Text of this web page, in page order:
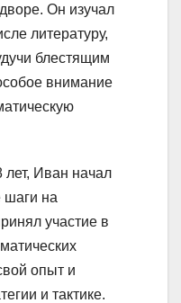
Он изучал
литературу,
блестящим
внимание
лет, Иван начал
шаги на
участие в
опыт и
и тактике.